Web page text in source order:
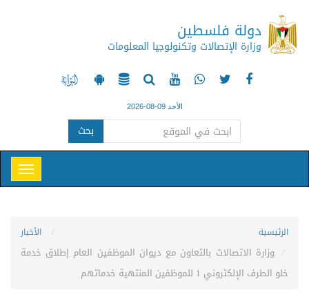
دولة فلسطين
وزارة الإتصالات وتكنولوجيا المعلومات
الأحد 09-08-2026
بحث
الرئيسية الأخبار
وزارة الاتصالات بالتعاون مع ديوان الموظفين العام إطلاق خدمة
خلو الطرف الإلكتروني 1 للموظفين المنتهية خدماتهم